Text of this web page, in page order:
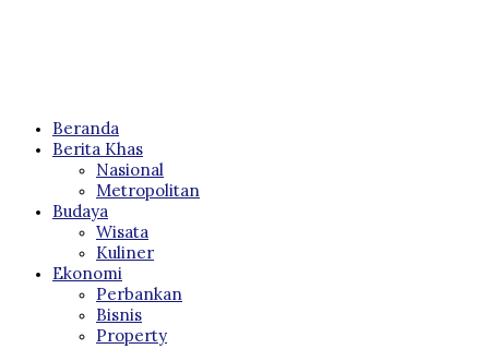
Beranda
Berita Khas
Nasional
Metropolitan
Budaya
Wisata
Kuliner
Ekonomi
Perbankan
Bisnis
Property